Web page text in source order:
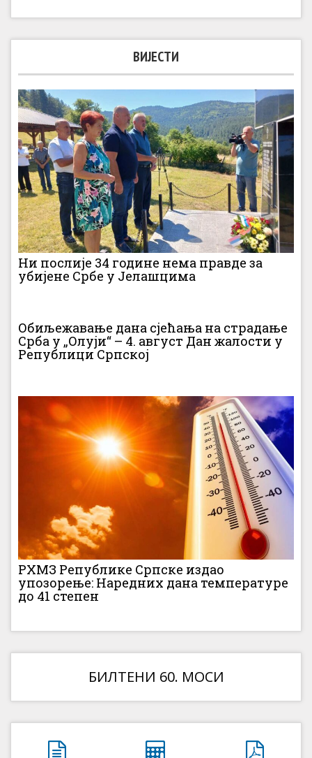
ВИЈЕСТИ
Ни послије 34 године нема правде за
убијене Србе у Јелашцима
Обиљежавање дана сјећања на страдање
Срба у „Олуји“ – 4. август Дан жалости у
Републици Српској
РХМЗ Републике Српске издао
упозорење: Наредних дана температуре
до 41 степен
БИЛТЕНИ 60. МОСИ